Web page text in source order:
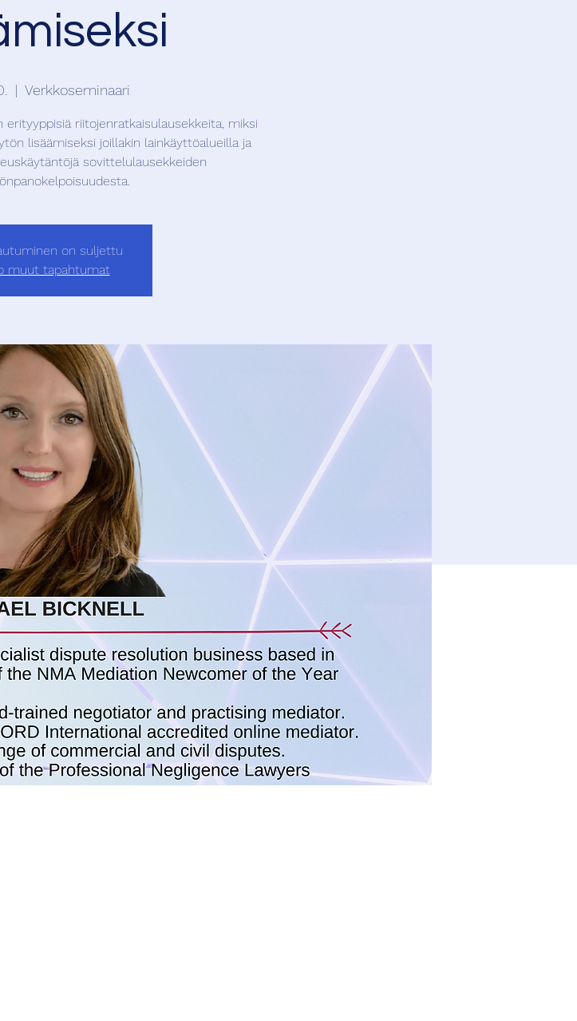
  |
Verkkoseminaari
erityyppisiä riitojenratkaisulausekkeita, miksi
lisäämiseksi joillakin lainkäyttöalueilla ja
sovittelulausekkeiden
on suljettu
muut tapahtumat